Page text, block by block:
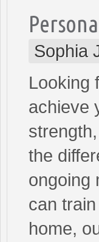
Sophia
Looking
achieve
the
ongoing
can
home,